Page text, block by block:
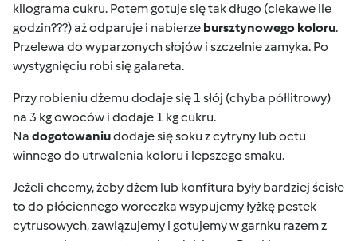
kilograma cukru. Potem gotuje się tak długo (ciekawe ile
godzin???) aż odparuje i nabierze bursztynowego koloru.
Przelewa do wyparzonych słojów i szczelnie zamyka. Po
wystygnięciu robi się galareta.
Przy robieniu dżemu dodaje się 1 słój (chyba półlitrowy)
na 3 kg owoców i dodaje 1 kg cukru.
Na dogotowaniudodaje się soku z cytryny lub octu
winnego do utrwalenia koloru i lepszego smaku.
Jeżeli chcemy, żeby dżem lub konfitura były bardziej ścisłe
to do płóciennego woreczka wsypujemy łyżkę pestek
cytrusowych, zawiązujemy i gotujemy w garnku razem z